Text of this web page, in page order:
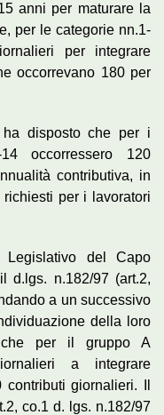
anni per maturare la
per le categorie nn.1-
per integrare
occorrevano 180 per
ha disposto che per i
occorressero 120
contributiva, in
per i lavoratori
Legislativo del Capo
d.lgs. n.182/97 (art.2,
a un successivo
della loro
che per il gruppo A
a integrare
giornalieri. Il
co.1 d. lgs. n.182/97